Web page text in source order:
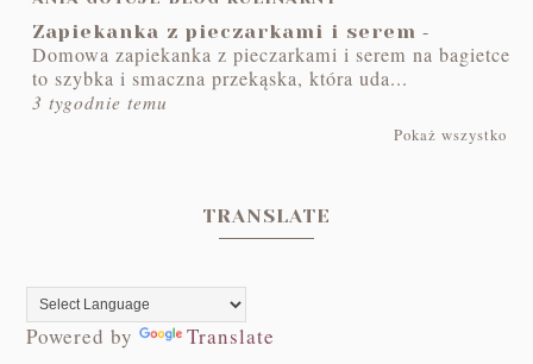
Zapiekanka z pieczarkami i serem -
Domowa zapiekanka z pieczarkami i serem na bagietce
to szybka i smaczna przekąska, która uda...
3 tygodnie temu
Pokaż wszystko
TRANSLATE
Powered by Translate